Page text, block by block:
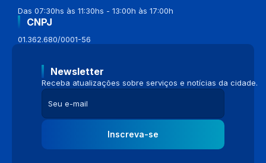
Das 07:30hs às 11:30hs - 13:00h às 17:00h
CNPJ
01.362.680/0001-56
Newsletter
Receba atualizações sobre serviços e notícias da cidade.
Inscreva-se